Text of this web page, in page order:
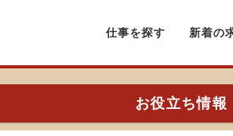
仕事を探す 新着の
お役立ち情報